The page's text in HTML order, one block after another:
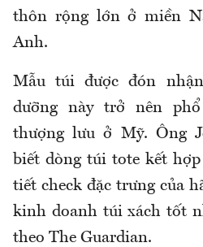
thôn rộng lớn ở miền
Anh.
Mẫu túi được đón
dưỡng này trở nên
thượng lưu ở Mỹ. Ông
biết dòng túi tote kết
tiết check đặc trưng của
kinh doanh túi xách tốt
theo The Guardian.